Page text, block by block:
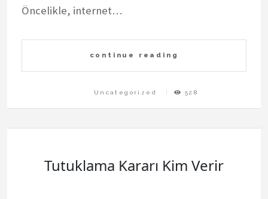
Öncelikle, internet…
continue reading
Uncategorized 528
Tutuklama Kararı Kim Verir